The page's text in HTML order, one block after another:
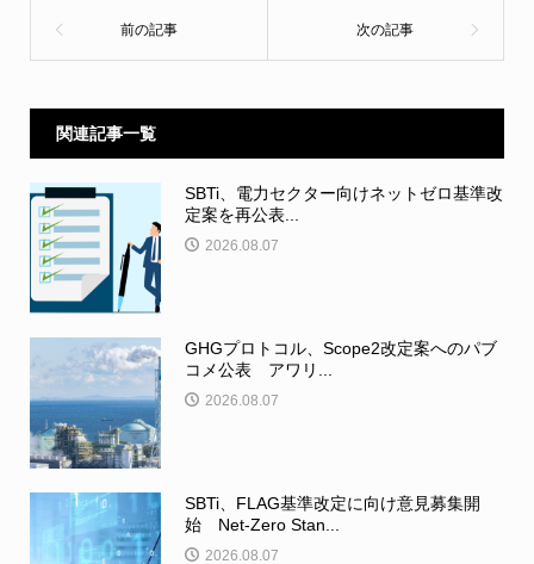
関連記事一覧
SBTi、電力セクター向けネットゼロ基準改
定案を再公表...
2026.08.07
GHGプロトコル、Scope2改定案へのパブ
コメ公表 アワリ...
2026.08.07
SBTi、FLAG基準改定に向け意見募集開
始 Net-Zero Stan...
2026.08.07